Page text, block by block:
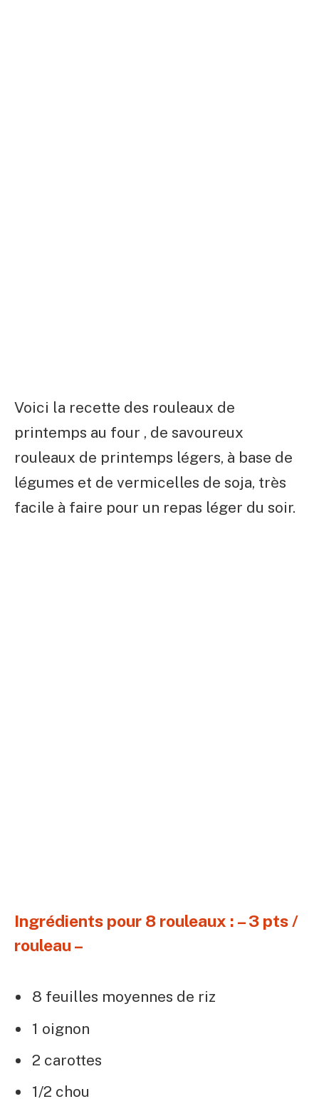
Voici la recette des rouleaux de
printemps au four , de savoureux
rouleaux de printemps légers, à base de
légumes et de vermicelles de soja, très
facile à faire pour un repas léger du soir.
Ingrédients pour 8 rouleaux : – 3 pts /
rouleau –
8 feuilles moyennes de riz
1 oignon
2 carottes
1/2 chou